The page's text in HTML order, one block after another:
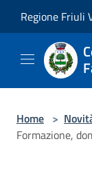
Regione Friuli
Home >
Formazione,